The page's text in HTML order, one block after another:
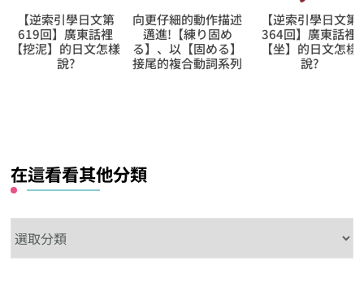
向更仔細的動作描述
邁進!【練り固め
る】、以【固める】
接尾的複合動詞系列
【逆索引學日文第
364回】廣東話裡
【坐】的日文怎樣
說?
用聽解聽熟日語第
82回【大家做完禮
拜走出來了】的日常
表現
在這看看其他分類
這